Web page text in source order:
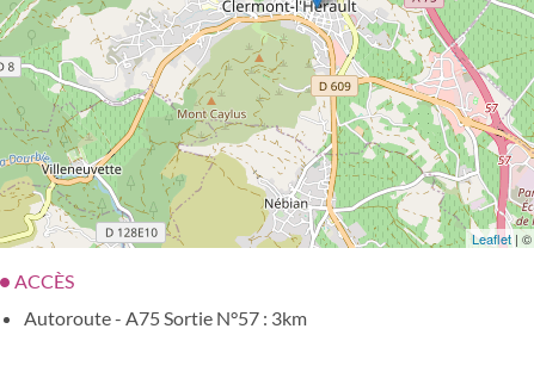
Leaflet | ©
ACCÈS
Autoroute - A75 Sortie N°57 : 3km